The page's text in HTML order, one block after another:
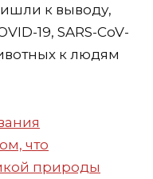
к выводу,
19, SARS-CoV-
к людям